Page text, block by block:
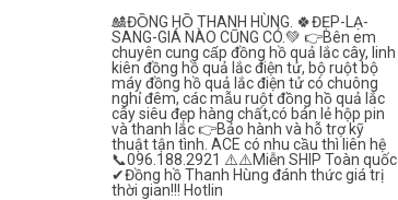
🎎ĐỒNG HỒ THANH HÙNG. 🍀ĐẸP-LẠ-
SANG-GIÁ NÀO CŨNG CÓ.💚 👉Bên em
chuyên cung cấp đồng hồ quả lắc cây, linh
kiên đồng hồ quả lắc điện tử, bộ ruột bộ
máy đồng hồ quả lắc điện tử có chuông
nghỉ đêm, các mẫu ruột đồng hồ quả lắc
cây siêu đẹp hàng chất,có bán lẻ hộp pin
và thanh lắc 👉Bảo hành và hỗ trợ kỹ
thuật tận tình. ACE có nhu cầu thì liên hệ
📞096.188.2921 ⚠️⚠️Miễn SHIP Toàn quốc
✔Đồng hồ Thanh Hùng đánh thức giá trị
thời gian!!! Hotlin